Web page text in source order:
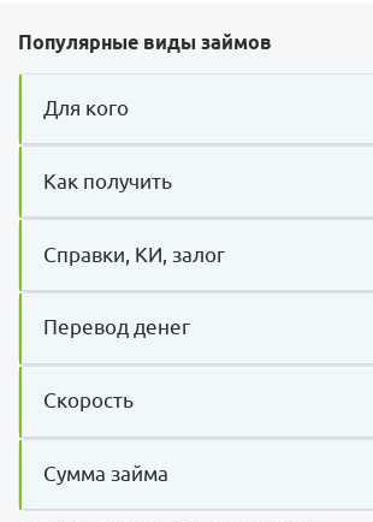
Популярные виды займов
Для кого
Как получить
Справки, КИ, залог
Перевод денег
Скорость
Сумма займа